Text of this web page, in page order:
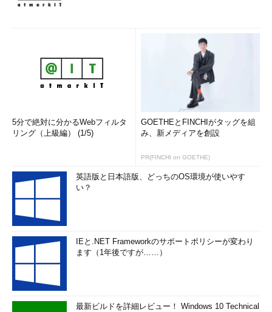
ル名を指定して実行］メニュー（［Windows］＋［R］キー）で
なお、デスクトップ画面の方は次のようになっている。
Windows 8 DP版では最下端のタスク・バーの左端にスタート・
アイコンがあったが（クリックすると、スタート画面へ切り替わ
るだけだったが）、Windows 8 CP版ではこのアイコンすらなく
なっている。［Windows］キーを押すとすぐにスタート画面に切
り替わるが、Windows 8 CP版ではスタート画面とデスクトップ
画面の切り替え速度も速くなっており、あまりストレスは感じな
を追加できるようになったこともあり、スタート画面をアプリケ
ーション・ラウンチャや、従来の［スタート］ボタンの［すべて
のプログラム］メニューの代わりとして、ようやくまともに使え
るようになったといえる。
5分で絶対に分かるWebフィルタ
リング（上級編） (1/5)
GOETHEとFINCHIがタッグを組
み、新メディアを創設
PR(FINCHI on GOETHE)
英語版と日本語版、どっちのOS環境が使いやす
い？
IEと.NET Frameworkのサポートポリシーが変わり
ます（1年後ですが……）
最新ビルドを詳細レビュー！ Windows 10 Technical